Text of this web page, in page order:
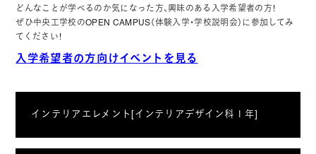
どんなことが学べるのか気になった方、興味のある入学希望者の方！
ぜひ中央工学校のOPEN CAMPUS（体験入学・学校説明会）に参加してみ
てください！
入学希望者の方向けイベントを見る
インテリアエレメント[インテリアデザイン科１年]